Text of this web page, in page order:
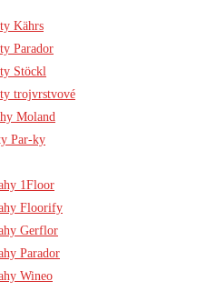
Kährs
Parador
Stöckl
trojvrstvové
Moland
Par-ky
1Floor
Floorify
Gerflor
Parador
Wineo